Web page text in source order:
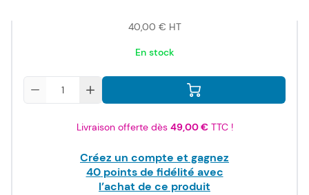
40,00 € HT
En stock
Livraison offerte dès 49,00 €TTC !
Créez un compte et gagnez
40points de fidélité avec
l’achat de ce produit